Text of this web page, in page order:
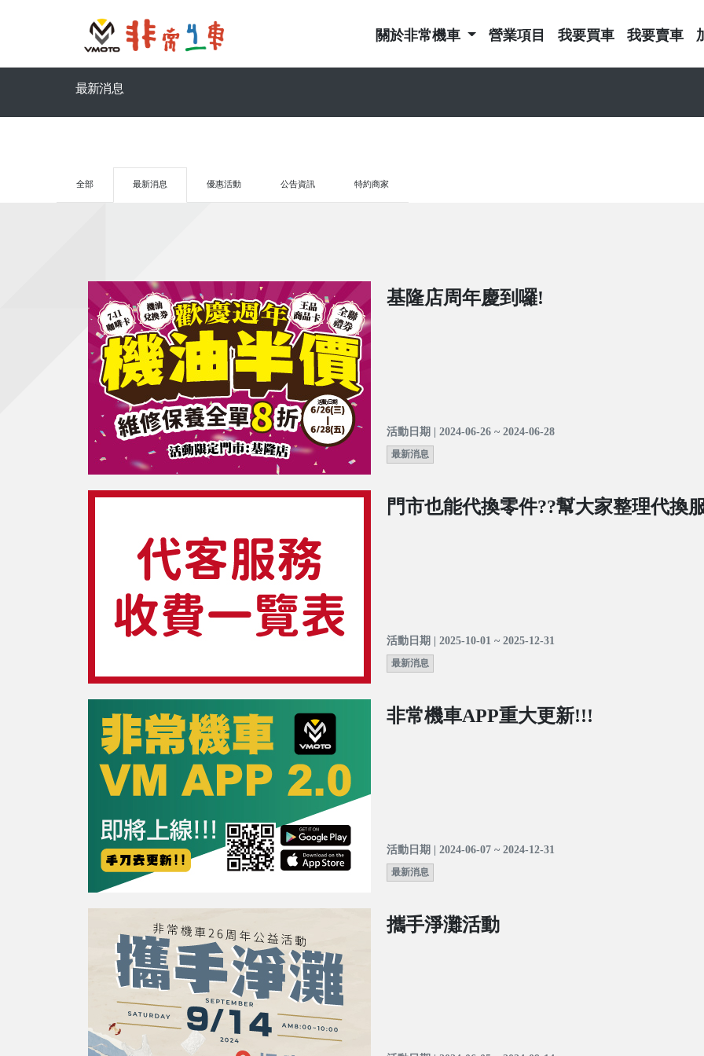
關於非常機車 營業項目 我要買車 我要賣車
最新消息
全部 最新消息 優惠活動 公告資訊 特約商家
基隆店周年慶到囉!
活動日期 | 2024-06-26 ~ 2024-06-28
最新消息
門市也能代換零件??幫大家整理代換
活動日期 | 2025-10-01 ~ 2025-12-31
最新消息
非常機車APP重大更新!!!
活動日期 | 2024-06-07 ~ 2024-12-31
最新消息
攜手淨灘活動